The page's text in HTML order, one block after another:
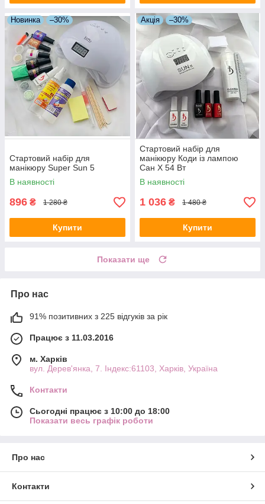
Новинка –30%
Стартовий набір для
манікюру Super Sun 5
В наявності
896 ₴ 1 280 ₴
Купити
Акція –30%
Стартовий набір для
манікюру Коди із лампою
Сан Х 54 Вт
В наявності
1 036 ₴ 1 480 ₴
Купити
Показати ще
Про нас
91% позитивних з 225 відгуків за рік
Працює з 11.03.2016
м. Харків
вул. Дерев'янка, 7. Індекс:61103, Харків, Україна
Контакти
Сьогодні працює з 10:00 до 18:00
Показати весь графік роботи
Про нас
Контакти